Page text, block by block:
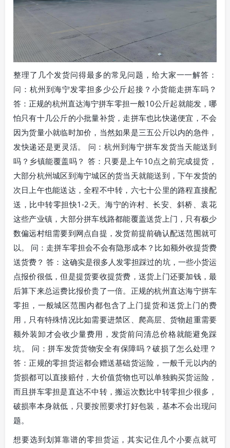
整理了几个发货问得最多的常见问题，给大家一一解答：
问：杭州到海宁发零担多少公斤起接？小货能走拼车吗？
答：正规的杭州直达海宁拼车零担一般10公斤起就能发，哪
怕只有十几公斤的小批量补货，走拼车也比快递便宜，不会
因为货量小就临时加价，当然如果是三五公斤以内的急件，
发快递还是更灵活。 问：杭州到海宁拼车发货当天能送到
吗？乡镇能覆盖吗？ 答：只要是上午10点之前完成提货，
大部分杭州城区到海宁城区的货当天就能送到，下午发货的
次日上午也能送达，全程不中转，六七十公里的路程直接配
送，比中转零担快1-2天。海宁的许村、长安、斜桥、袁花
这些产业镇，大部分拼车线路都能覆盖送货上门，只有极少
数偏远村组需要到网点自提，发货前提前确认配送范围就可
以。 问：走拼车零担会不会有隐形成本？比如额外收提货费
送货费？ 答：这确实是很多人发零担踩过的坑，一些小货运
点报价很低，但是提货要收提货费，送货上门还要加钱，最
后算下来总运费比报价贵了一倍。正规的杭州直达海宁拼车
零担，一般城区范围内都包含了上门提货和送货上门的费
用，只有特殊情况比如需要进禁区、爬高层、货物超重需要
额外装卸才会收少量费用，发货前问清总价格就能避免踩
坑。 问：拼车发货货物安全有保障吗？破损了怎么处理？
答：正规的零担货运都会赠送基础货运险，一般千元以内的
货损都可以直接赔付，大价值货物也可以单独购买货运险，
而且拼车零担是直达不中转，搬运次数比中转零担少很多，
破损率本身就低，只要按照要求打好包装，基本不会出现问
题。
想要选到划算靠谱的零担货运，其实记住几个小要点就可